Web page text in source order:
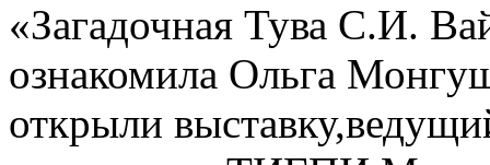
«Загадочная Тува С.И.
ознакомила Ольга
открыли